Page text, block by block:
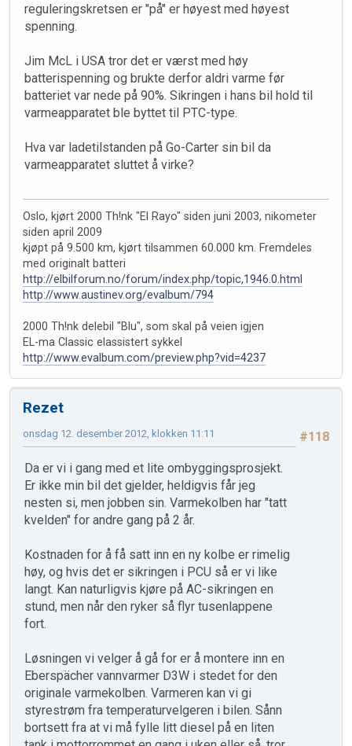
reguleringskretsen er "på" er høyest med høyest
spenning.
Jim McL i USA tror det er værst med høy
batterispenning og brukte derfor aldri varme før
batteriet var nede på 90%. Sikringen i hans bil hold til
varmeapparatet ble byttet til PTC-type.
Hva var ladetilstanden på Go-Carter sin bil da
varmeapparatet sluttet å virke?
Oslo, kjørt 2000 Th!nk "El Rayo" siden juni 2003, nikometer
siden april 2009
kjøpt på 9.500 km, kjørt tilsammen 60.000 km. Fremdeles
med originalt batteri
http://elbilforum.no/forum/index.php/topic,1946.0.html
http://www.austinev.org/evalbum/794
2000 Th!nk delebil "Blu", som skal på veien igjen
EL-ma Classic elassistert sykkel
http://www.evalbum.com/preview.php?vid=4237
Rezet
#118
onsdag 12. desember 2012, klokken 11:11
Da er vi i gang med et lite ombyggingsprosjekt.
Er ikke min bil det gjelder, heldigvis får jeg
nesten si, men jobben sin. Varmekolben har "tatt
kvelden" for andre gang på 2 år.
Kostnaden for å få satt inn en ny kolbe er rimelig
høy, og hvis det er sikringen i PCU så er vi like
langt. Kan naturligvis kjøre på AC-sikringen en
stund, men når den ryker så flyr tusenlappene
fort.
Løsningen vi velger å gå for er å montere inn en
Eberspächer vannvarmer D3W i stedet for den
originale varmekolben. Varmeren kan vi gi
styrestrøm fra temperaturvelgeren i bilen. Sånn
bortsett fra at vi må fylle litt diesel på en liten